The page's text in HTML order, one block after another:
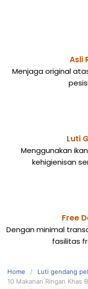
Asli
Menjaga original
Luti
Menggunakan
kehigienisan
Free
Dengan minimal
fasilitas
Home
Luti gendang
10 Makanan Ringan Khas